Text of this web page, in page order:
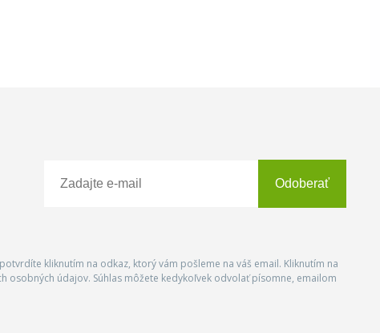
Odoberať
potvrdíte kliknutím na odkaz, ktorý vám pošleme na váš email. Kliknutím na
osobných údajov. Súhlas môžete kedykoľvek odvolať písomne, emailom